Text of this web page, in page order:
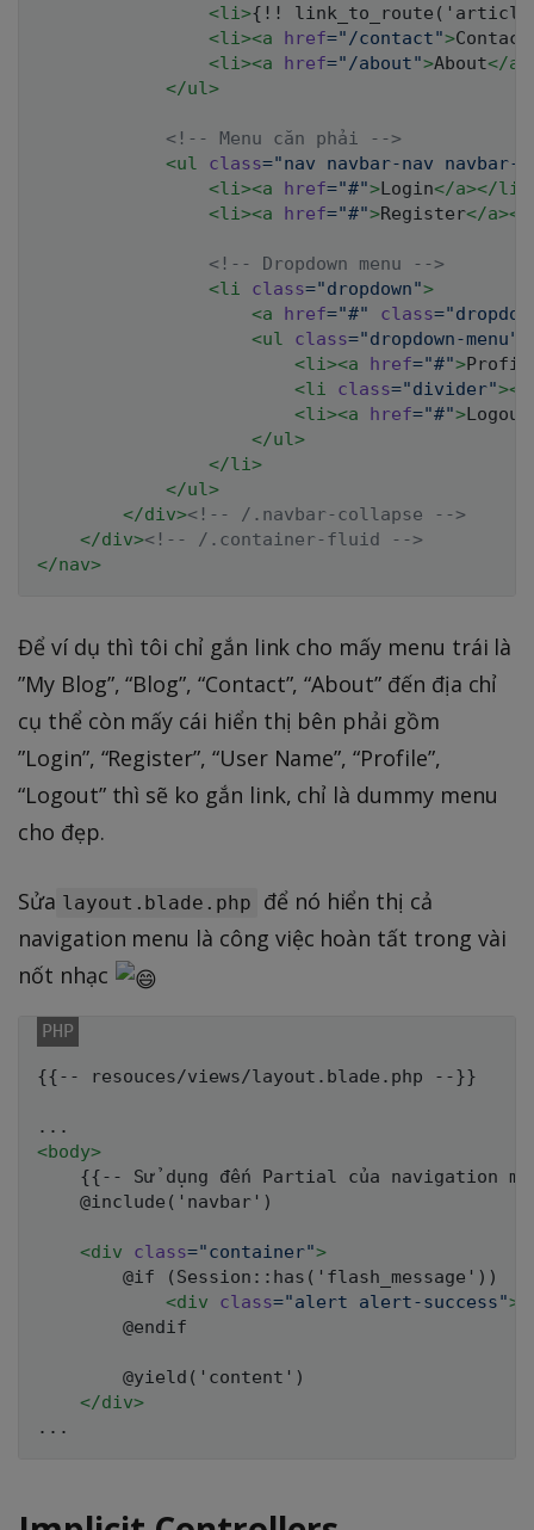
<li>{!!
<li><a href="/contact">Contact
<li><a href="/about">About</a
</ul>
<!-- Menu căn phải -->
<ul class="nav navbar-nav navbar-
<li><a href="#">Login</a></li
<li><a href="#">Register</a></
<!-- Dropdown menu -->
<li class="dropdown">
<a href="#" class="
<ul class="dropdown-menu"
<li><a href="#">
<li class="divider"></
<li><a href="#">Logout
</ul>
</li>
</ul>
</div><!-- /.navbar-collapse -->
</div><!-- /.container-fluid -->
</nav>
Để ví dụ thì tôi chỉ gắn link cho mấy menu trái là
”My Blog”, “Blog”, “Contact”, “About” đến địa chỉ
cụ thể còn mấy cái hiển thị bên phải gồm
”Login”, “Register”, “User Name”, “Profile”,
“Logout” thì sẽ ko gắn link, chỉ là dummy menu
cho đẹp.
Sửa layout.blade.php
để nó hiển thị cả
navigation menu là công việc hoàn tất trong vài
nốt nhạc
{{-- resouces/views/layout.blade.php --}}
<body>
{{-- Sử dụng đến Partial của navigation
    @include('navbar')
<div class="container">
        @if (Session::has('flash_message'))
<div class="alert alert-success">
        @endif
        @yield('content')
</div>